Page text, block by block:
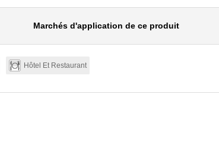
Marchés d'application de ce produit
Hôtel Et Restaurant